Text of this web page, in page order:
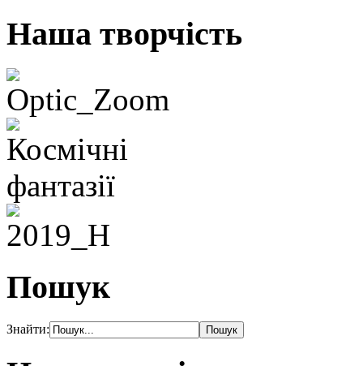
Наша творчість
Пошук
Знайти: